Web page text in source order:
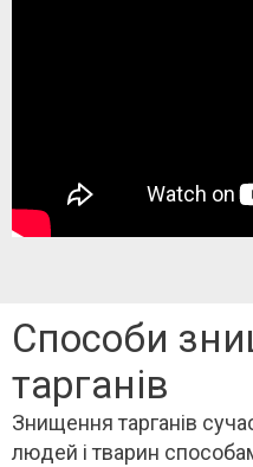
Способи
тарганів
Знищення тарганів
людей і тварин